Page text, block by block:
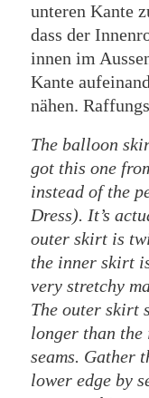
unteren Kante
dass der
innen im
Kante
nähen.
The balloon
got this one
instead of the
Dress). It’s
outer skirt is
the inner skirt
very stretchy
The outer skirt
longer than
seams. Gather
lower edge by